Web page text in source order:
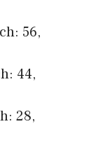
56,
44,
28,